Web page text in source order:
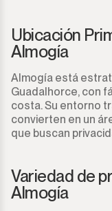
Ubicación
Almogía
Almogía está
Guadalhorce, con
costa. Su entorno
convierten en un
que buscan
Variedad de
Almogía